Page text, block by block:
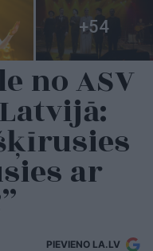
no ASV
ar
PIEVIENO LA.LV